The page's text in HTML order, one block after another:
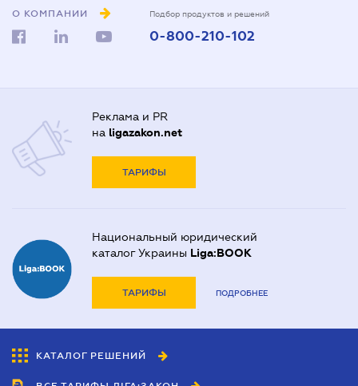
О КОМПАНИИ Подбор продуктов и решений
0-800-210-102
Реклама и PR
на ligazakon.net
ТАРИФЫ
Национальный юридический
каталог Украины Liga:BOOK
ТАРИФЫ ПОДРОБНЕЕ
КАТАЛОГ РЕШЕНИЙ